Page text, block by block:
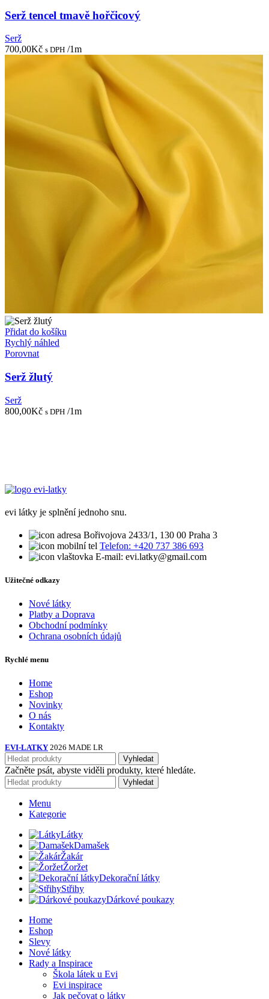
Serž tencel tmavě hořčicový
Serž
700,00Kč s DPH /1m
Přidat do košíku
Rychlý náhled
Porovnat
Serž žlutý
Serž
800,00Kč s DPH /1m
evi látky je splnění jednoho snu.
Bořivojova 2433/1, 130 00 Praha 3
Telefon: +420 737 386 693
E-mail: evi.latky@gmail.com
Užitečné odkazy
Nové látky
Platby a Doprava
Obchodní podmínky
Ochrana osobních údajů
Rychlé menu
Home
Eshop
Novinky
O nás
Kontakty
EVI-LATKY 2026 MADE LR
Vyhledat
Začněte psát, abyste viděli produkty, které hledáte.
Vyhledat
Menu
Kategorie
Látky
Damašek
Žakár
Žoržet
Dekorační látky
Střihy
Dárkové poukazy
Home
Eshop
Slevy
Nové látky
Rady a Inspirace
Škola látek u Evi
Evi inspirace
Jak pečovat o látky